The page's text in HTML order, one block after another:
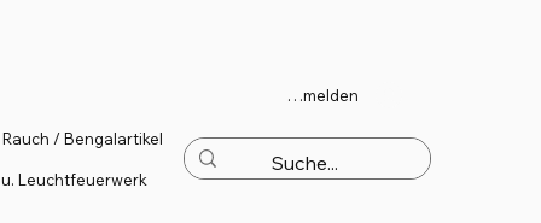
Rauch / Bengalartikel
u. Leuchtfeuerwerk
Anmelden